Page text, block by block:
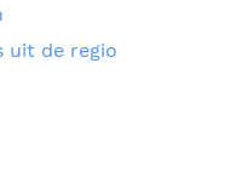
de regio